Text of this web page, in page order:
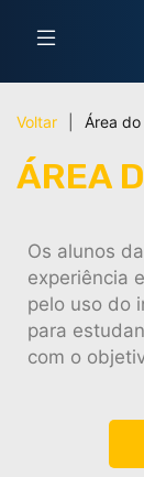
Voltar Área do
ÁREA
Os alunos
experiência
pelo uso do
para
com o